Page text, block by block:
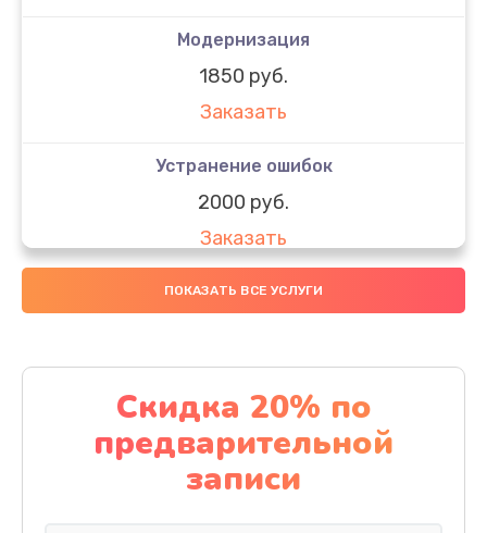
Модернизация
1850 руб.
Заказать
Устранение ошибок
2000 руб.
Заказать
Ремонт после залития
Заказать
Ремонт электроплаты
1320 руб.
Заказать
ПОКАЗАТЬ ВСЕ УСЛУГИ
Скидка 20% по
предварительной
записи